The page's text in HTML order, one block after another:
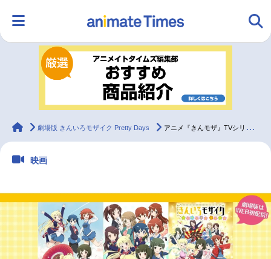
ランキング アニメ
ラジオ
2.5次元 配信・Vtuber トレンド 無料マンガ
最新記事一覧
animateTimes
劇場版 きんいろモザイク Pretty Days アニメ『きんモザ』TVシリーズ＆劇場版がニコニコ生放送で配信
映画